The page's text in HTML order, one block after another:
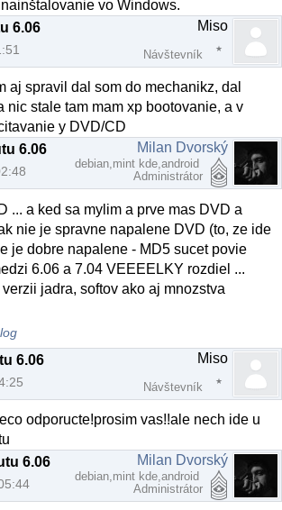
vo Windows.
6.06
Miso
Návštevník
aj spravil dal som do mechanikz, dal
nic stale tam mam xp bootovanie, a v
y DVD/CD
6.06
Milan Dvorský
debian,mint kde,android
Administrátor
... a ked sa mylim a prve mas DVD a
nie je spravne napalene DVD (to, ze ide
je dobre napalene - MD5 sucet povie
6.06 a 7.04 VEEEELKY rozdiel ...
jadra, softov ako aj mnozstva
6.06 Miso
Návštevník
odporucte!prosim vas!!ale nech ide u
6.06
Milan Dvorský
debian,mint kde,android
Administrátor